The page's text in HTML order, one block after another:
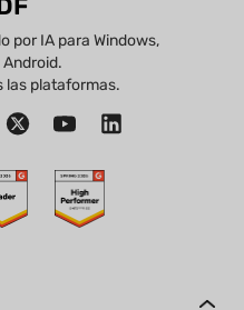
por IA para Windows,
Android.
las plataformas.